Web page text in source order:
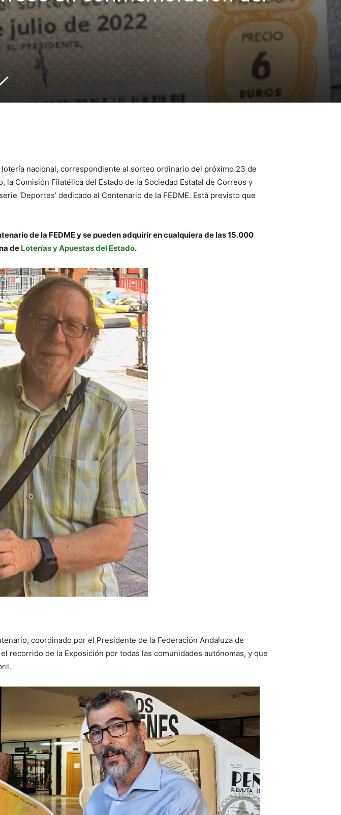
nacional, correspondiente al sorteo ordinario del próximo 23 de
Comisión Filatélica del Estado de la Sociedad Estatal de Correos y
‘Deportes’ dedicado al Centenario de la FEDME. Está previsto que
de la FEDME y se pueden adquirir en cualquiera de las 15.000
de Loterías y Apuestas del Estado.
coordinado por el Presidente de la Federación Andaluza de
recorrido de la Exposición por todas las comunidades autónomas, y que